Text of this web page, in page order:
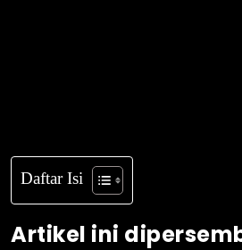
Daftar Isi
Artikel ini